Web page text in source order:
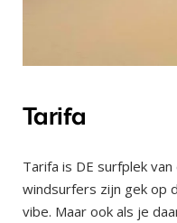
Tarifa
Tarifa is DE surfplek
windsurfers zijn gek op
vibe. Maar ook als je